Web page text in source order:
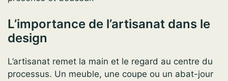
L’importance de l’artisanat dans le
design
L’artisanat remet la main et le regard au centre du
processus. Un meuble, une coupe ou un abat-jour